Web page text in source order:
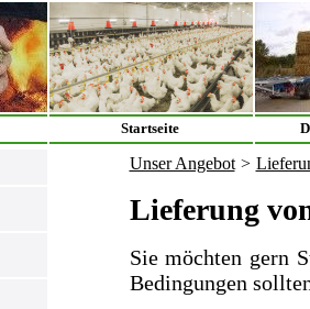
Startseite
Unser Angebot >
Lieferung
Sie möchten gern
Bedingungen